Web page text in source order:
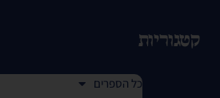
קטגוריות
כל הספרים